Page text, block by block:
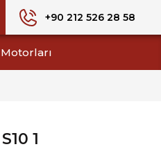
+90 212 526 28 58
1